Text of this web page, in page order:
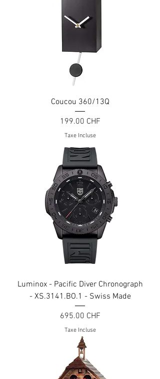
Coucou 360/13Q
Prix
199.00 CHF
Taxe Incluse
Luminox - Pacific Diver Chronograph
- XS.3141.BO.1 - Swiss Made
Prix
695.00 CHF
Taxe Incluse